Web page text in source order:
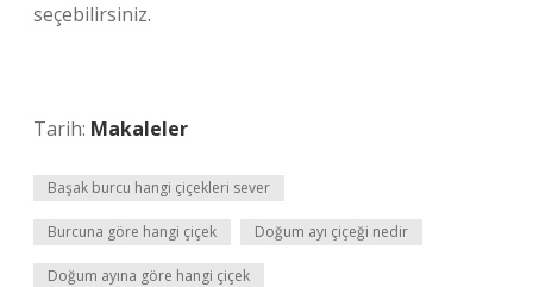
seçebilirsiniz.
Tarih: Makaleler
Başak burcu hangi çiçekleri sever
Burcuna göre hangi çiçek Doğum ayı çiçeği nedir
Doğum ayına göre hangi çiçek